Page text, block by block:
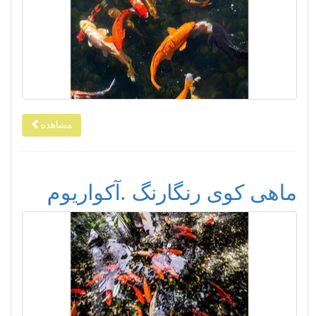
مشاهده
ماهی کوی رنگارنگ .آکواریوم